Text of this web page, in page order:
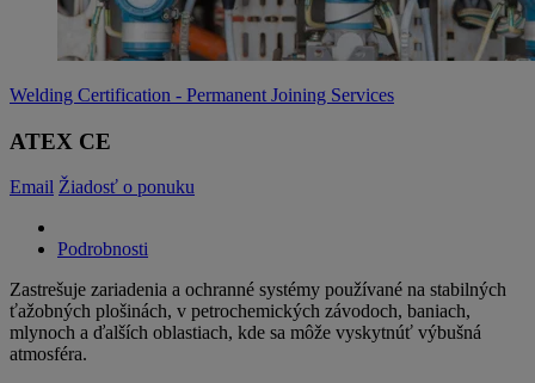
Welding Certification - Permanent Joining Services
ATEX CE
Email Žiadosť o ponuku
Podrobnosti
Zastrešuje zariadenia a ochranné systémy používané na stabilných
ťažobných plošinách, v petrochemických závodoch, baniach,
mlynoch a ďalších oblastiach, kde sa môže vyskytnúť výbušná
atmosféra.